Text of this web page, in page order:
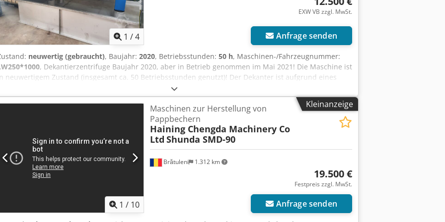
1 /4
EXW VB zzgl. MwSt.
Anfrage senden
neuwertig (gebraucht), Baujahr: 2020, Betriebsstunden: 50 h, Maschinen-/Fahrzeugnummer:
, Dekantierzentrifuge Baujahr 2020, aber in Betrieb genommen im Mai 2021! Die Maschine ist
neuwertigem Zustand (insgesamt ca. 50 Betriebsstunden genutzt)! Der Dekanter ist aufgrund eines
Technologiewechsels zu verkaufen, er funktioniert einwandfrei! Hersteller: YIXING HEAD SEPARATOR
CO. LTD., CHINA Djdpfjpu A D Aex Ag Aeck Herstellungsjahr: 2020 Seriennummer:
LW250*1000 Maschinensignal: 02-001 Nummer der Dekanteranzeige: 2647 Schlammbildungskapazität
des Dekanters: 500 kg/h Leistung des Hauptmotors: 7,5 KW Leistung des Hilfsmotors: 3 KW Leistung: 1-5
m3/h Nettogewicht des Dekanters: 1000 kg Werkstoff der medienberührten Teile: 1.4404 Beschickungs-
Volumenstrom: 0,5t - 3t/h Rostfreier Stahl Referenznummer: 2590
Kleinanzeige
1 / 10
Brătuleni 1.312 km
Maschinen zur Herstellung von
Pappbechern
Haining Chengda Machinery Co
Ltd Shunda SMD-90
19.500 €
Festpreis zzgl. MwSt.
Anfrage senden